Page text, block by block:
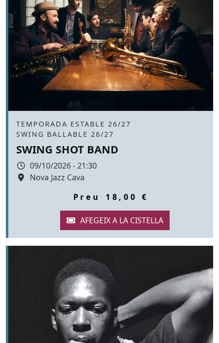
Àmbit
TEMPORADA ESTABLE 26/27
SWING BALLABLE 26/27
SWING SHOT BAND
Data
09/10/2026 - 21:30
Espai
Nova Jazz Cava
Preu 18,00 €